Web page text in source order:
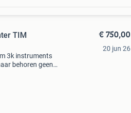
TIM
3k instruments
behoren geen
€ 750,00
20 jun 26